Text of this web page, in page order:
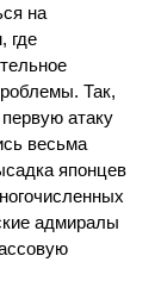
на
где
Так,
атаку
весьма
японцев
адмиралы